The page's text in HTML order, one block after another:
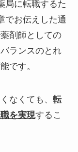
局に転職するた
でお伝えした通
剤師としての
ランスのとれ
です。
なくても、 転
を実現するこ